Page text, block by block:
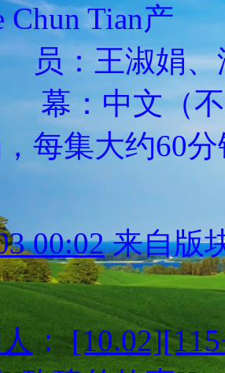
Chun Tian
：王淑娟、
：中文（不
每集大约60
00:02来自版
：